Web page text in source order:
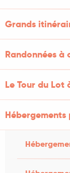
Grands
Randonnées
Le Tour du Lot